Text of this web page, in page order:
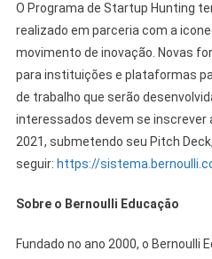
O Programa de Startup Hunting
realizado em parceria com a
movimento de inovação. Novas
para instituições e plataformas
de trabalho que serão
interessados devem se inscrever
2021, submetendo seu Pitch
seguir: https://
Sobre o Bernoulli Educação
Fundado no ano 2000, o Bernoulli